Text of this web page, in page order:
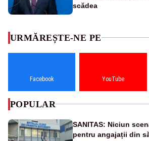
scădea
URMĂREȘTE-NE PE
Facebook YouTube
POPULAR
SANITAS: Niciun
pentru angajații din